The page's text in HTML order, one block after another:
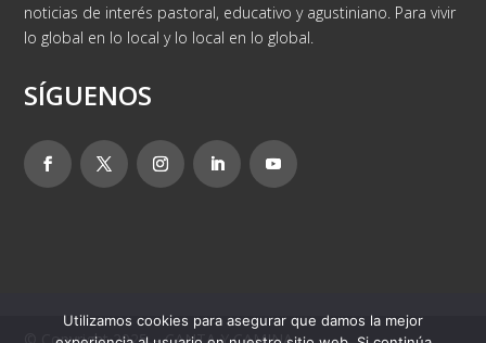
noticias de interés pastoral, educativo y agustiniano. Para vivir
lo global en lo local y lo local en lo global.
SÍGUENOS
Utilizamos cookies para asegurar que damos la mejor